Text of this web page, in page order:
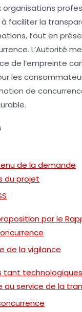
organisations
faciliter la
tout en
L’Autorité
de l’empreinte
les
de
de la demande
du projet
par le
de la vigilance
tant
au service de la